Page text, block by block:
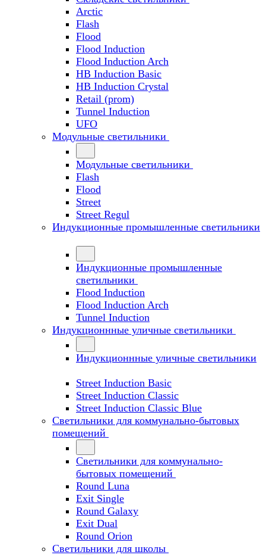
Arctic
Flash
Flood
Flood Induction
Flood Induction Arch
HB Induction Basic
HB Induction Crystal
Retail (prom)
Tunnel Induction
UFO
Модульные светильники
Модульные светильники
Flash
Flood
Street
Street Regul
Индукционные промышленные светильники
Индукционные промышленные
светильники
Flood Induction
Flood Induction Arch
Tunnel Induction
Индукционнные уличные светильники
Индукционнные уличные светильники
Street Induction Basic
Street Induction Classic
Street Induction Classic Blue
Светильники для коммунально-бытовых
помещений
Светильники для коммунально-
бытовых помещений
Round Luna
Exit Single
Round Galaxy
Exit Dual
Round Orion
Светильники для школы